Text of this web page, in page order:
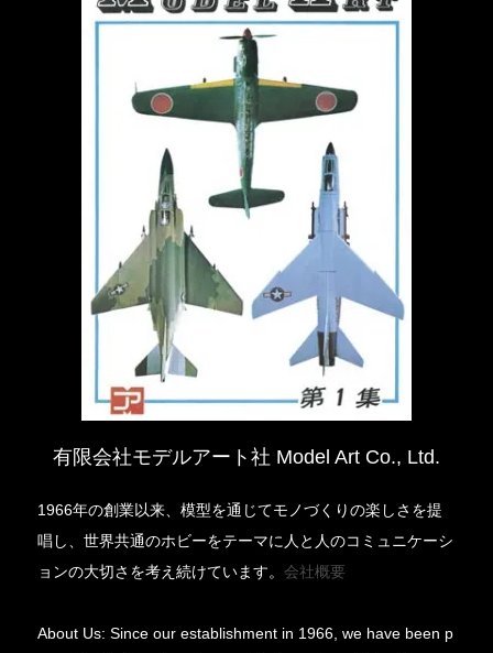
有限会社モデルアート社 Model Art Co., Ltd.
1966年の創業以来、模型を通じてモノづくりの楽しさを提
唱し、世界共通のホビーをテーマに人と人のコミュニケーシ
ョンの大切さを考え続けています。会社概要
About Us: Since our establishment in 1966, we have been p